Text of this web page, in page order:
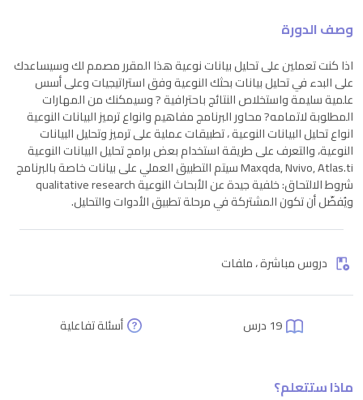
وصف الدورة
اذا كنت تعملين على تحليل بيانات نوعية هذا المقرر مصمم لك وسيساعدك
على البدء في تحليل بيانات بحثك النوعية وفق استراتيجيات وعلى أسس
علمية سليمة واستخلاص النتائج باحترافية ? وسيمكنك من المهارات
المطلوبة لاتمامه? محاور البرنامج مفاهيم وانواع ترميز البيانات النوعية
انواع تحليل البيانات النوعية ، تطبيقات عملية على ترميز وتحليل البيانات
النوعية، والتعرف على طريقة استخدام بعض برامج تحليل البيانات النوعية
Maxqda, Nvivo, Atlas.ti سيتم التطبيق العملي على بيانات خاصة بالبرنامج
شروط الالتحاق: خلفية جيدة عن الأبحاث النوعية qualitative research
ويُفضّل أن تكون المشتركة في مرحلة تطبيق الأدوات والتحليل.
دروس مباشرة ، ملفات
19 درس أسئلة تفاعلية
ماذا ستتعلم؟